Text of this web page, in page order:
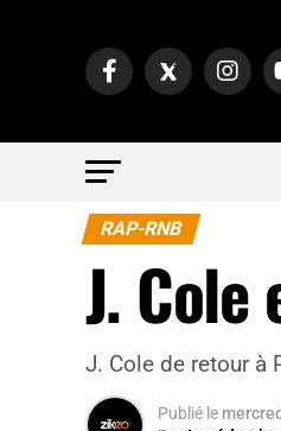
RAP-RNB
J.
J. Cole de retour à
Publié le